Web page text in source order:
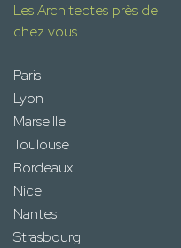
Les Architectes près de
chez vous
Paris
Lyon
Marseille
Toulouse
Bordeaux
Nice
Nantes
Strasbourg